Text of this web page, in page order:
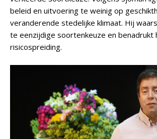
beleid en uitvoering te weinig op
veranderende stedelijke klimaat. Hij
te eenzijdige soortenkeuze en benadrukt
risicospreiding.